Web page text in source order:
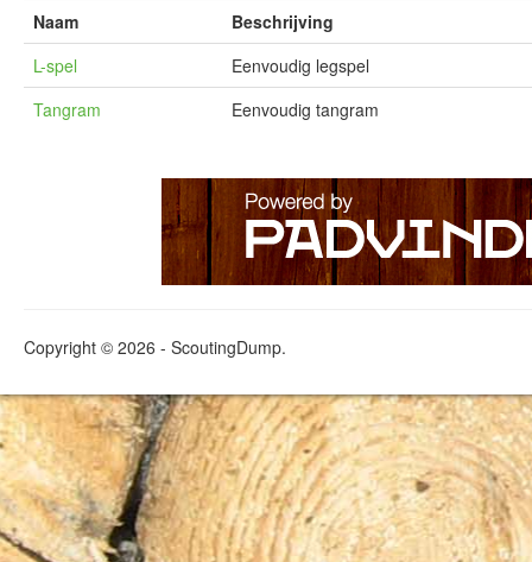
Naam
Beschrijving
L-spel
Eenvoudig legspel
Tangram
Eenvoudig tangram
Copyright © 2026 - ScoutingDump.